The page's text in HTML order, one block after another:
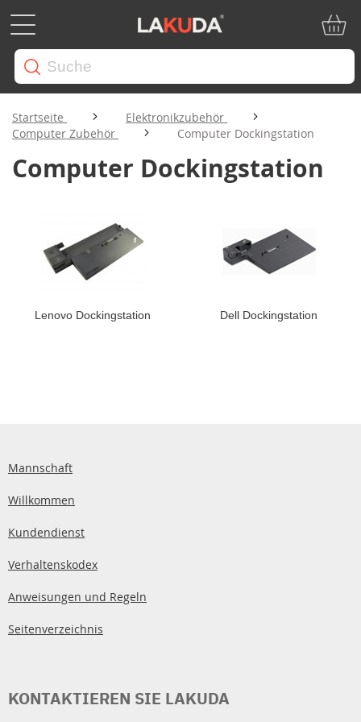
Startseite
Elektronikzubehör
Computer Zubehör
Computer Dockingstation
Computer Dockingstation
Lenovo Dockingstation Dell Dockingstation
Mannschaft
Willkommen
Kundendienst
Verhaltenskodex
Anweisungen und Regeln
Seitenverzeichnis
KONTAKTIEREN SIE LAKUDA